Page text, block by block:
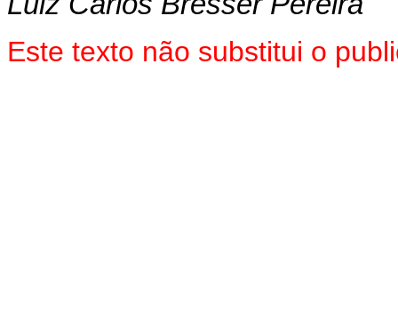
Este texto não substitui o